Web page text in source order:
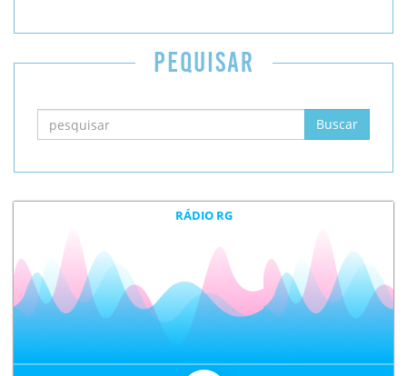
PEQUISAR
RÁDIO RG